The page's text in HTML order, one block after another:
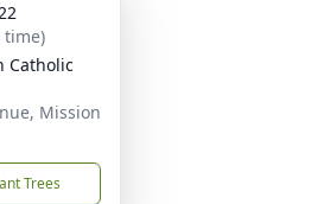
time)
Catholic
Mission
Trees